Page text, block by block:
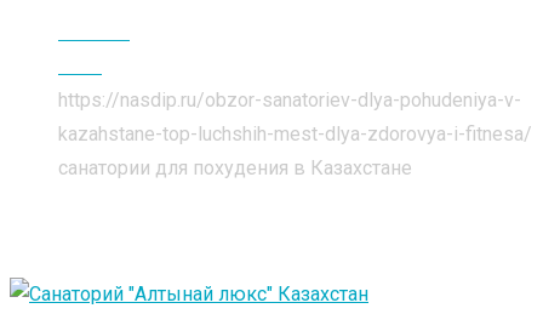
https://nasdip.ru/obzor-sanatoriev-dlya-pohudeniya-v-
kazahstane-top-luchshih-mest-dlya-zdorovya-i-fitnesa/
санатории для похудения в Казахстане